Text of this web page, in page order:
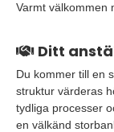
Varmt välkommen
Ditt
Du kommer till en
struktur värderas
tydliga processer
en välkänd